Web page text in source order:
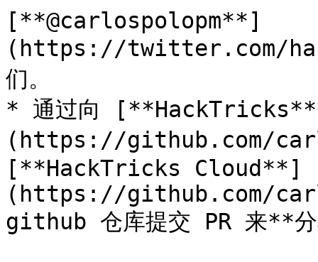
[**@carlospolopm**]
(https://twitter.com/
们。
* 通过向
(https://github.com/
[**HackTricks Cloud**]
(https://github.com/
github 仓库提交 PR 来**分